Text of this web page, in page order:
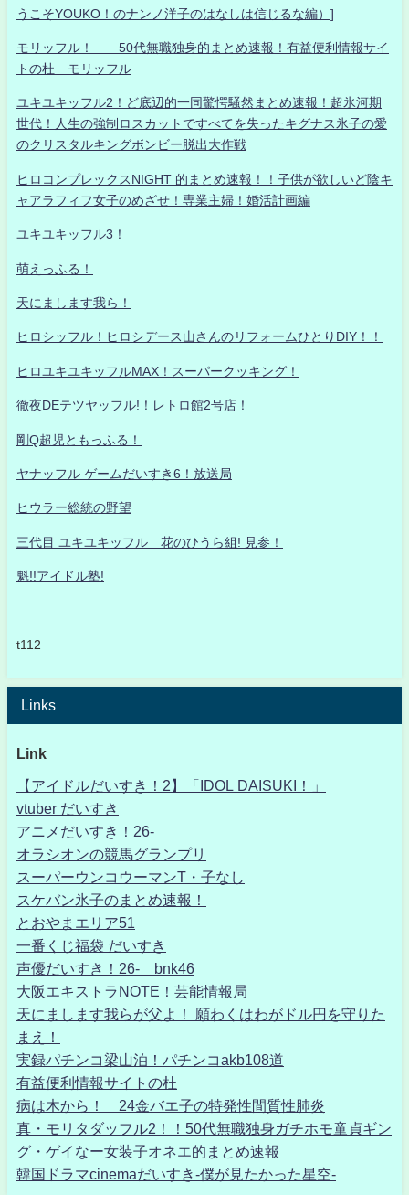
うこそYOUKO！のナンノ洋子のはなしは信じるな編）]
モリッフル！ 50代無職独身的まとめ速報！有益便利情報サイ
トの杜 モリッフル
ユキユキッフル2！ど底辺的一同驚愕騒然まとめ速報！超氷河期
世代！人生の強制ロスカットですべてを失ったキグナス氷子の愛
のクリスタルキングボンビー脱出大作戦
ヒロコンプレックスNIGHT 的まとめ速報！！子供が欲しいど陰キ
ャアラフィフ女子のめざせ！専業主婦！婚活計画編
ユキユキッフル3！
萌えっふる！
天にまします我ら！
ヒロシッフル！ヒロシデース山さんのリフォームひとりDIY！！
ヒロユキユキッフルMAX！スーパークッキング！
徹夜DEテツヤッフル!！レトロ館2号店！
剛Q超児ともっふる！
ヤナッフル ゲームだいすき6！放送局
ヒウラー総統の野望
三代目 ユキユキッフル 花のひうら組! 見参！
魁!!アイドル塾!
t112
Links
Link
【アイドルだいすき！2】「IDOL DAISUKI！」
vtuber だいすき
アニメだいすき！26-
オラシオンの競馬グランプリ
スーパーウンコウーマンT・子なし
スケバン氷子のまとめ速報！
とおやまエリア51
一番くじ福袋 だいすき
声優だいすき！26- bnk46
大阪エキストラNOTE！芸能情報局
天にまします我らが父よ！ 願わくはわがドル円を守りた
まえ！
実録パチンコ梁山泊！パチンコakb108道
有益便利情報サイトの杜
病は木から！ 24金バエ子の特発性間質性肺炎
真・モリタダッフル2！！50代無職独身ガチホモ童貞ギン
グ・ゲイなー女装子オネエ的まとめ速報
韓国ドラマcinemaだいすき-僕が見たかった星空-